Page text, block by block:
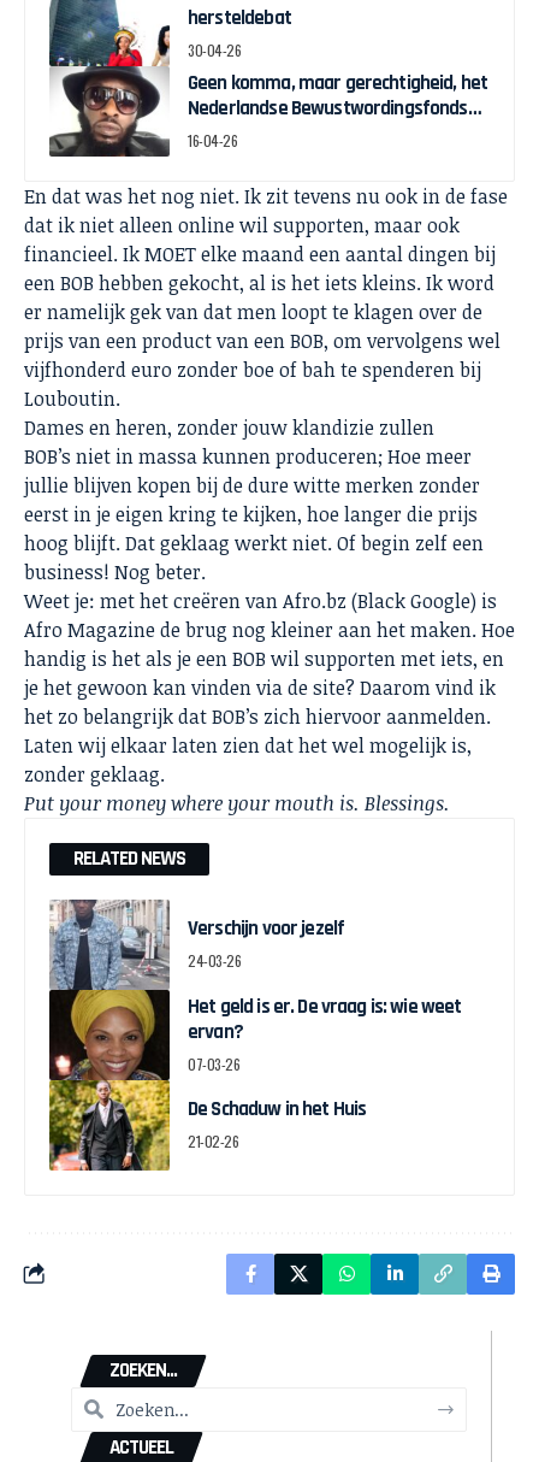
hersteldebat
30-04-26
Geen komma, maar gerechtigheid, het
Nederlandse Bewustwordingsfonds
en de strijd om zeggenschap
16-04-26
En dat was het nog niet. Ik zit tevens nu ook in de fase
dat ik niet alleen online wil supporten, maar ook
financieel. Ik MOET elke maand een aantal dingen bij
een BOB hebben gekocht, al is het iets kleins. Ik word
er namelijk gek van dat men loopt te klagen over de
prijs van een product van een BOB, om vervolgens wel
vijfhonderd euro zonder boe of bah te spenderen bij
Louboutin.
Dames en heren, zonder jouw klandizie zullen
BOB’s niet in massa kunnen produceren; Hoe meer
jullie blijven kopen bij de dure witte merken zonder
eerst in je eigen kring te kijken, hoe langer die prijs
hoog blijft. Dat geklaag werkt niet. Of begin zelf een
business! Nog beter.
Weet je: met het creëren vanAfro.bz (Black Google) is
Afro Magazine de brug nog kleiner aan het maken. Hoe
handig is het als je een BOB wil supporten met iets, en
je het gewoon kan vinden via de site? Daarom vind ik
het zo belangrijk dat BOB’s zich hiervoor aanmelden.
Laten wij elkaar laten zien dat het wel mogelijk is,
zonder geklaag.
Put your money where your mouth is. Blessings.
RELATED NEWS
Verschijn voor jezelf
24-03-26
Het geld is er. De vraag is: wie weet
ervan?
07-03-26
De Schaduw in het Huis
21-02-26
ZOEKEN...
ACTUEEL